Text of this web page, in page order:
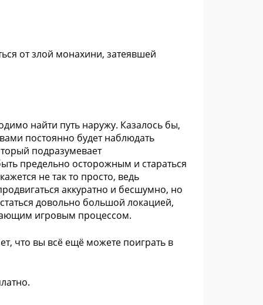
от злой монахини, затеявшей
найти путь наружу. Казалось бы,
постоянно будет наблюдать
подразумевает
предельно осторожным и стараться
не так то просто, ведь
аккуратно и бесшумно, но
довольно большой локацией,
игровым процессом.
что вы всё ещё можете поиграть в